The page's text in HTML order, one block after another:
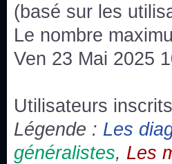
Bonne année 2019 !
Joyeux Noël !
Bonne année tout le
Un peu de ménage,
chaines françaises
(basé sur les
Le nombre
Ven 23 Mai 2025
Utilisateurs
Légende : Les
généralistes, Les